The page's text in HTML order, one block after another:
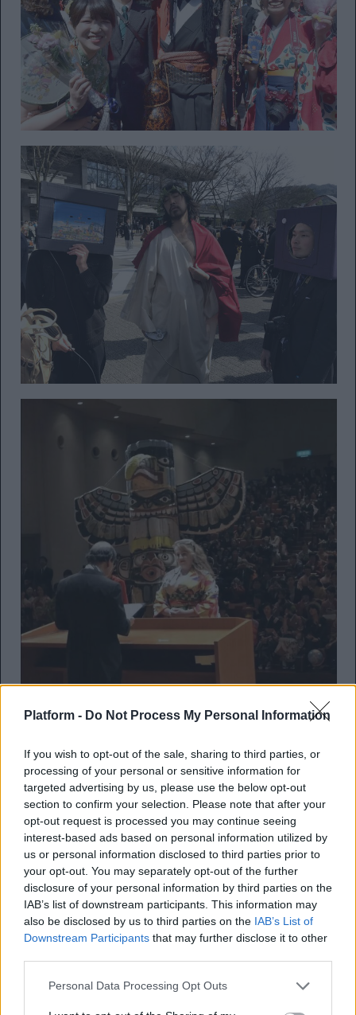
Platform - Do Not Process My Personal Information
If you wish to opt-out of the sale, sharing to third parties, or
processing of your personal or sensitive information for
targeted advertising by us, please use the below opt-out
section to confirm your selection. Please note that after your
opt-out request is processed you may continue seeing
interest-based ads based on personal information utilized by
us or personal information disclosed to third parties prior to
your opt-out. You may separately opt-out of the further
disclosure of your personal information by third parties on the
IAB’s list of downstream participants. This information may
also be disclosed by us to third parties on the IAB’s List of
Downstream Participants that may further disclose it to other
Personal Data Processing Opt Outs